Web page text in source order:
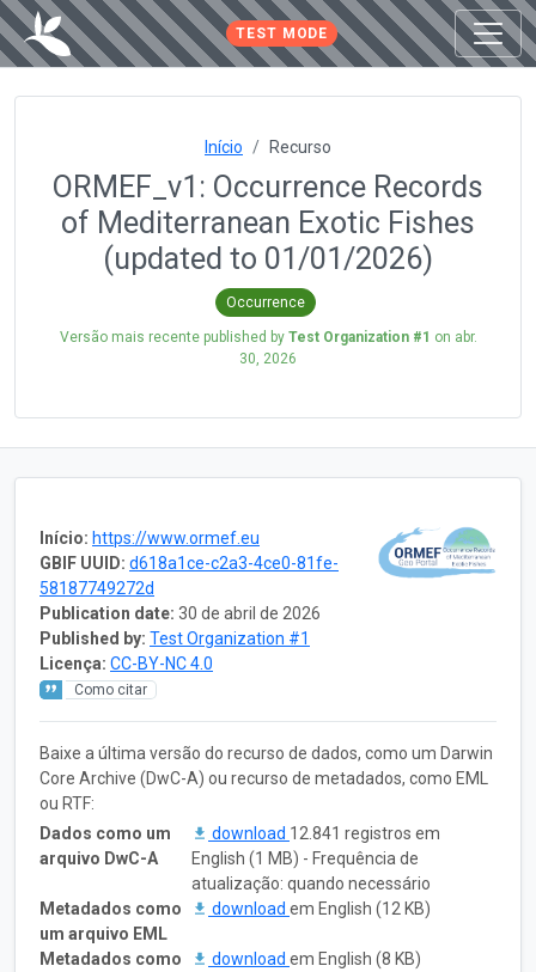
TEST MODE
Início Recurso
ORMEF_v1: Occurrence Records
of Mediterranean Exotic Fishes
(updated to 01/01/2026)
Occurrence
Versão mais recente published by Test Organization #1 on abr.
30, 2026
Início: https://www.ormef.eu
GBIF UUID: d618a1ce-c2a3-4ce0-81fe-
58187749272d
Publication date: 30 de abril de 2026
Published by: Test Organization #1
Licença: CC-BY-NC 4.0
Como citar
Baixe a última versão do recurso de dados, como um Darwin
Core Archive (DwC-A) ou recurso de metadados, como EML
ou RTF:
Dados como um
arquivo DwC-A
download 12.841 registros em
English (1 MB) - Frequência de
atualização: quando necessário
Metadados como
um arquivo EML
download em English (12 KB)
Metadados como
download em English (8 KB)